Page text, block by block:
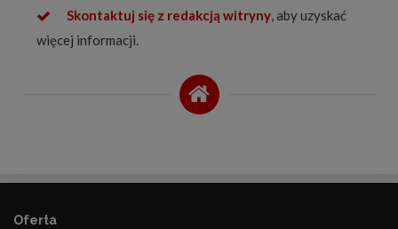
Skontaktuj się z redakcją witryny, aby uzyskać
więcej informacji.
Oferta